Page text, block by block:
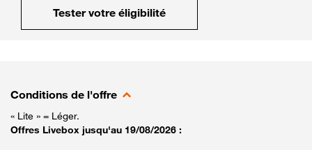
Tester votre éligibilité
Conditions de l'offre
« Lite » = Léger.
Offres Livebox jusqu'au 19/08/2026 :